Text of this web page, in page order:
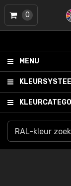
MENU
0